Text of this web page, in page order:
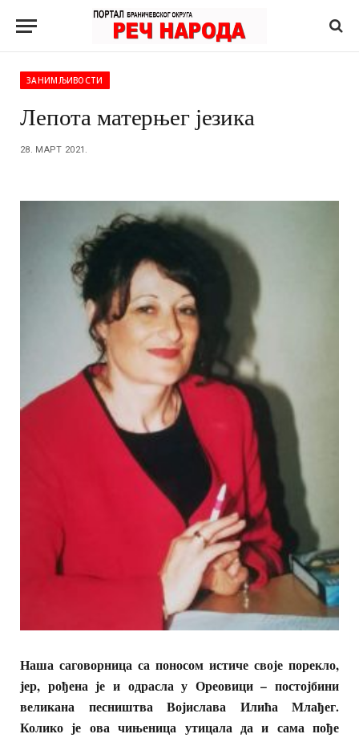
ЗАНИМЉИВОСТИ
Лепота матерњег језика
28. МАРТ 2021.
Наша саговорница са поносом истиче своје порекло,
јер, рођена је и одрасла у Ореовици – постојбини
великана песништва Војислава Илића Млађег.
Колико је ова чињеница утицала да и сама пође